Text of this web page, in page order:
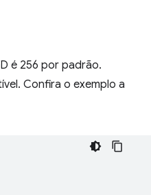
é 256 por padrão.
Confira o exemplo a